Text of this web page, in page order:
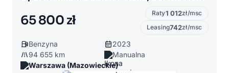
65 800 zł Raty1 012zł/msc
Leasing742zł/msc
Benzyna
2023
94 655 km
Manualna
Warszawa (Mazowieckie)